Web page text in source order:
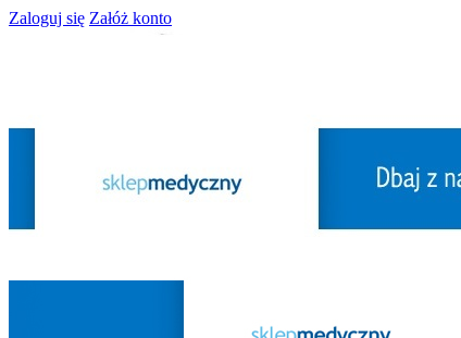
Zaloguj się Załóż konto